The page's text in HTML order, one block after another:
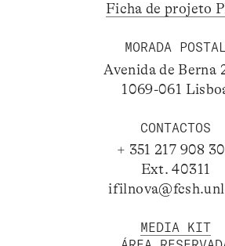
Ficha de projeto
MORADA POSTAL
Avenida de Berna
1069-061
CONTACTOS
+ 351 217 908
Ext. 40311
MEDIA KIT